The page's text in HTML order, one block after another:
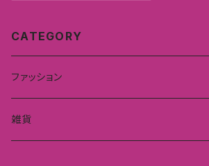
CATEGORY
ファッション
雑貨